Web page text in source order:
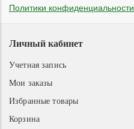
Политики конфиденциальности
Личный кабинет
Учетная запись
Мои заказы
Избранные товары
Корзина